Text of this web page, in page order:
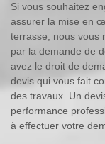
Si vous souhaitez
assurer la mise en
terrasse, nous vous
par la demande de
avez le droit de
devis qui vous fait
des travaux. Un
performance
à effectuer votre